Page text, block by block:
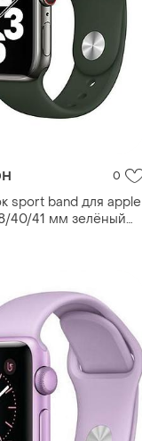
0
sport band для apple
40/41 мм зелёный